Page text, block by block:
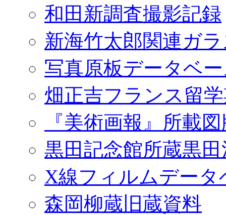
和田新調査撮影記録
新海竹太郎関連ガ
写真原板データベ
畑正吉フランス留
『美術画報』所載
黒田記念館所蔵黒
X線フィルムデータ
森岡柳蔵旧蔵資料